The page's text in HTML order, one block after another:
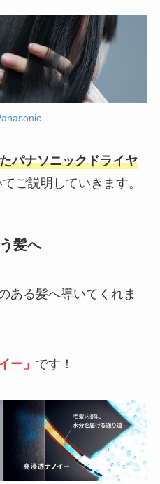
パナソニックドライヤ
ご説明していきます。
髪へ
ある髪へ導いてくれま
ー」 です！